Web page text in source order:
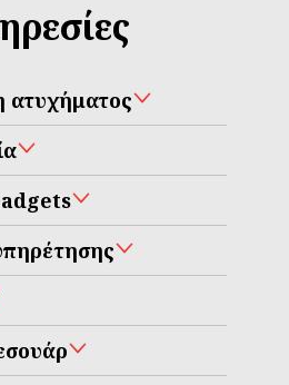
ατυχήματος